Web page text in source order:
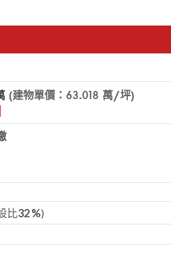
(建物單價：63.018 萬/坪)
比32%)